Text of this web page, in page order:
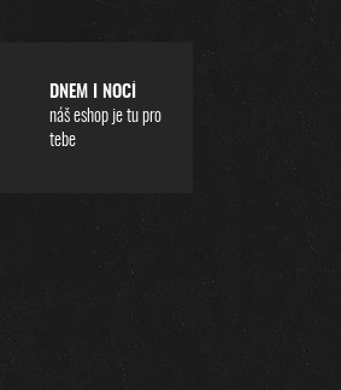
DNEM I NOCÍ
náš eshop je tu pro
tebe